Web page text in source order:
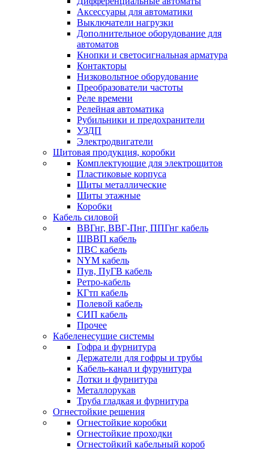
Аксессуары для автоматики
Выключатели нагрузки
Дополнительное оборудование для
автоматов
Кнопки и светосигнальная арматура
Контакторы
Низковольтное оборудование
Преобразователи частоты
Реле времени
Релейная автоматика
Рубильники и предохранители
УЗДП
Электродвигатели
Щитовая продукция, коробки
Комплектующие для электрощитов
Пластиковые корпуса
Щиты металлические
Щиты этажные
Коробки
Кабель силовой
ВВГнг, ВВГ-Пнг, ППГнг кабель
ШВВП кабель
ПВС кабель
NYM кабель
Пув, ПуГВ кабель
Ретро-кабель
КГтп кабель
Полевой кабель
СИП кабель
Прочее
Кабеленесущие системы
Гофра и фурнитура
Держатели для гофры и трубы
Кабель-канал и фурунитура
Лотки и фурнитура
Металлорукав
Труба гладкая и фурнитура
Огнестойкие решения
Огнестойкие коробки
Огнестойкие проходки
Огнестойкий кабельный короб